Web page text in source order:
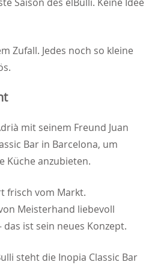
Zufall. Jedes noch so kleine
mit seinem Freund Juan
Bar in Barcelona, um
Küche anzubieten.
frisch vom Markt.
Meisterhand liebevoll
ist sein neues Konzept.
steht die Inopia Classic Bar